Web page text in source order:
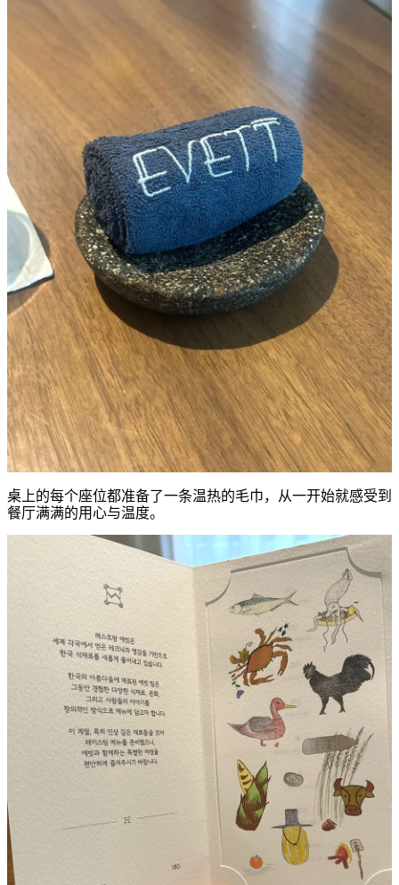
桌上的每个座位都准备了一条温热的毛巾，从一开始就感受到
餐厅满满的用心与温度。